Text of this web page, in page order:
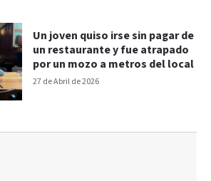
27 de Abril de 2026
Un joven quiso irse sin pagar de
un restaurante y fue atrapado
por un mozo a metros del local